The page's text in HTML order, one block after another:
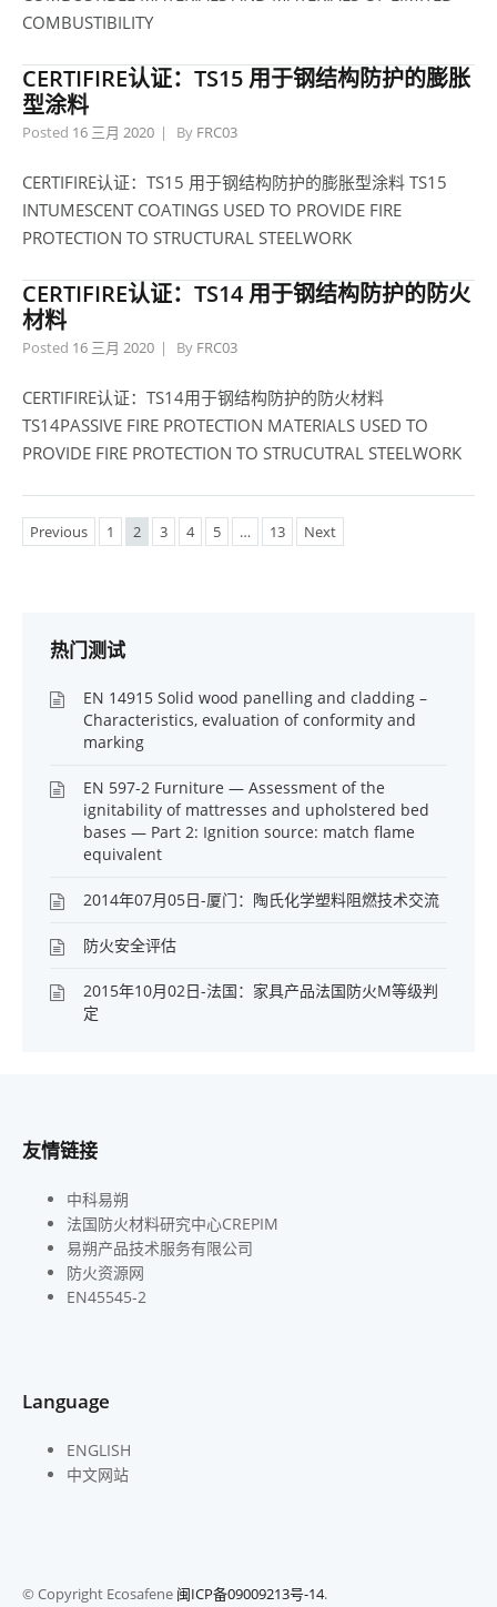
COMBUSTIBILITY
CERTIFIRE认证：TS15 用于钢结构防护的膨胀
型涂料
Posted 16 三月 2020 By FRC03
CERTIFIRE认证：TS15 用于钢结构防护的膨胀型涂料 TS15
INTUMESCENT COATINGS USED TO PROVIDE FIRE
PROTECTION TO STRUCTURAL STEELWORK
CERTIFIRE认证：TS14 用于钢结构防护的防火
材料
Posted 16 三月 2020 By FRC03
CERTIFIRE认证：TS14用于钢结构防护的防火材料
TS14PASSIVE FIRE PROTECTION MATERIALS USED TO
PROVIDE FIRE PROTECTION TO STRUCUTRAL STEELWORK
Previous 1 2 3 4 5 … 13 Next
热门测试
EN 14915 Solid wood panelling and cladding –
Characteristics, evaluation of conformity and
marking
EN 597-2 Furniture — Assessment of the
ignitability of mattresses and upholstered bed
bases — Part 2: Ignition source: match flame
equivalent
2014年07月05日-厦门：陶氏化学塑料阻燃技术交流
防火安全评估
2015年10月02日-法国：家具产品法国防火M等级判
定
友情链接
中科易朔
法国防火材料研究中心CREPIM
易朔产品技术服务有限公司
防火资源网
EN45545-2
Language
ENGLISH
中文网站
© Copyright Ecosafene 闽ICP备09009213号-14.